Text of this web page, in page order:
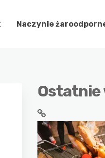
Naczynie
Ostatnie